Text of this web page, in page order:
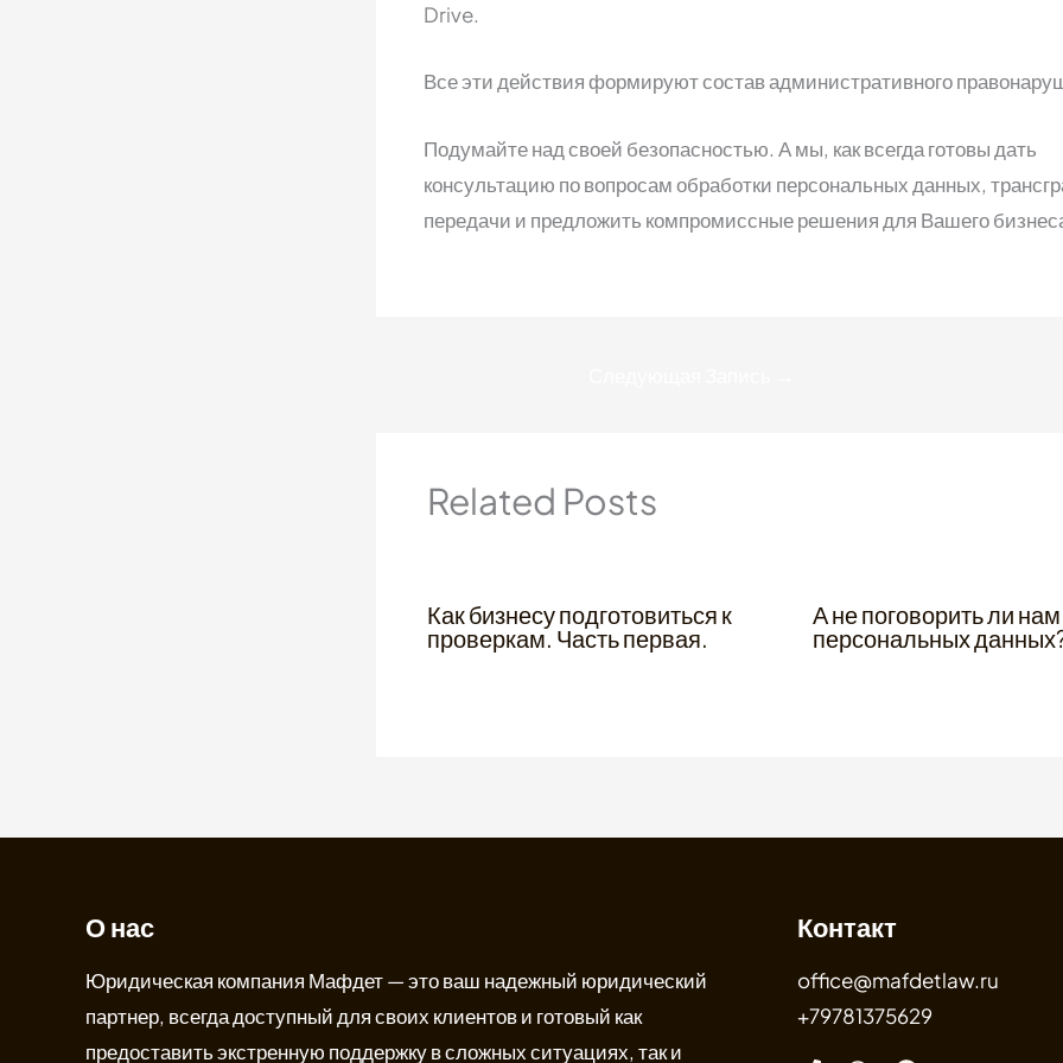
Drive.
Все эти действия формируют состав административного
Подумайте над своей безопасностью. А мы, как всегда готовы дать
консультацию по вопросам обработки персональных данных,
передачи и предложить компромиссные решения для Вашего
Related Posts
Как бизнесу подготовиться к
проверкам. Часть первая.
А не поговорить ли
персональных
О нас
Юридическая компания Мафдет — это ваш надежный юридический
партнер, всегда доступный для своих клиентов и готовый как
предоставить экстренную поддержку в сложных ситуациях, так и
Контакт
office@mafdetlaw.ru
+79781375629